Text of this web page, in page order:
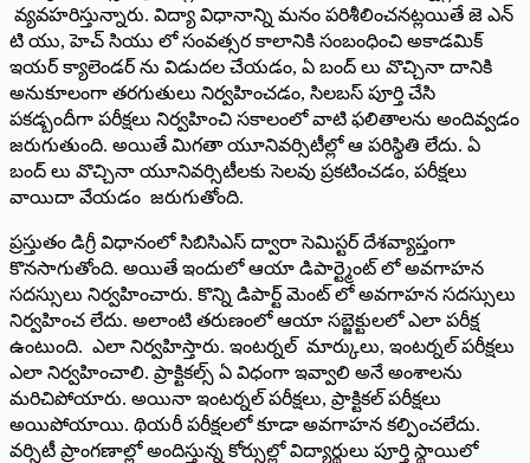
వ్యవహరిస్తున్నారు. విద్యా విధానాన్ని మనం పరిశీలించనట్లయితే జె ఎన్‌
టి యు, హెచ్‌ సియు లో సంవత్సర కాలానికి సంబంధించి అకాడమిక్‌
ఇయర్‌ క్యాలెండర్‌ ను విడుదల చేయడం, ఏ బంద్‌ లు వొచ్చినా దానికి
అనుకూలంగా తరగుతులు నిర్వహించడం, సిలబస్‌ పూర్తి చేసి
పకడ్బందీగా పరీక్షలు నిర్వహించి సకాలంలో వాటి ఫలితాలను అందివ్వడం
జరుగుతుంది. అయితే మిగతా యూనివర్సిటీల్లో ఆ పరిస్థితి లేదు. ఏ
బంద్‌ లు వొచ్చినా యూనివర్సిటీలకు సెలవు ప్రకటించడం, పరీక్షలు
వాయిదా వేయడం జరుగుతోంది.
ప్రస్తుతం డిగ్రీ విధానంలో సిబిసిఎస్‌ ద్వారా సెమిస్టర్‌ దేశవ్యాప్తంగా
కొనసాగుతోంది. అయితే ఇందులో ఆయా డిపార్ట్మెంట్‌ లో అవగాహన
సదస్సులు నిర్వహించారు. కొన్ని డిపార్ట్‌ మెంట్‌ లో అవగాహన సదస్సులు
నిర్వహించ లేదు. అలాంటి తరుణంలో ఆయా సబ్జెక్టులలో ఎలా పరీక్ష
ఉంటుంది. ఎలా నిర్వహిస్తారు. ఇంటర్నల్‌ మార్కులు, ఇంటర్నల్‌ పరీక్షలు
ఎలా నిర్వహించాలి. ప్రాక్టికల్స్‌ ఏ విధంగా ఇవ్వాలి అనే అంశాలను
మరిచిపోయారు. అయినా ఇంటర్నల్‌ పరీక్షలు, ప్రాక్టికల్‌ పరీక్షలు
అయిపోయాయి. థియరీ పరీక్షలలో కూడా అవగాహన కల్పించలేదు.
వర్సిటీ ప్రాంగణాల్లో అందిస్తున్న కోర్సుల్లో విద్యార్థులు పూర్తి స్థాయిలో